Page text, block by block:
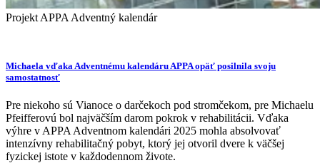
Projekt APPA Adventný kalendár
Michaela vďaka Adventnému kalendáru APPA opäť posilnila svoju
samostatnosť
Pre niekoho sú Vianoce o darčekoch pod stromčekom, pre Michaelu
Pfeifferovú bol najväčším darom pokrok v rehabilitácii. Vďaka
výhre v APPA Adventnom kalendári 2025 mohla absolvovať
intenzívny rehabilitačný pobyt, ktorý jej otvoril dvere k väčšej
fyzickej istote v každodennom živote.